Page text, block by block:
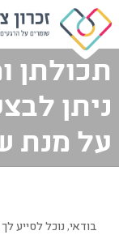
בארגזים.
תכולתן
ניתן
על מנת
כדאי
הכמות
בודאי, נוכל לסייע